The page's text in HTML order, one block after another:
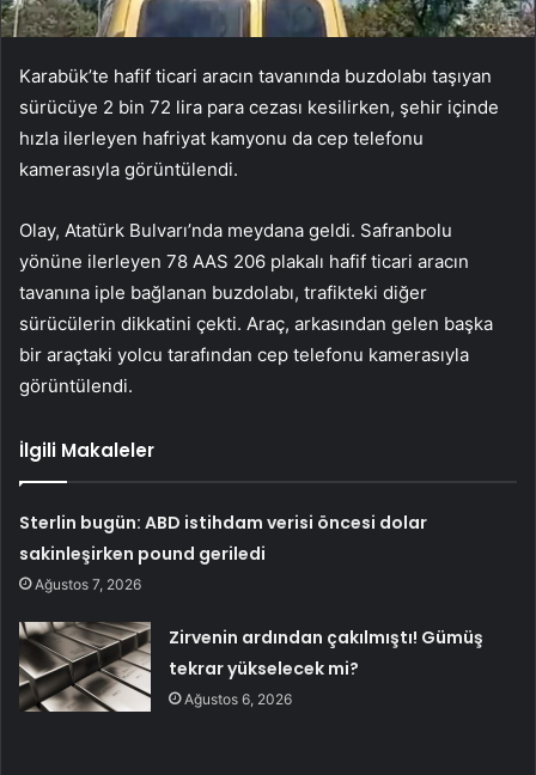
Karabük’te hafif ticari aracın tavanında buzdolabı taşıyan
sürücüye 2 bin 72 lira para cezası kesilirken, şehir içinde
hızla ilerleyen hafriyat kamyonu da cep telefonu
kamerasıyla görüntülendi.
Olay, Atatürk Bulvarı’nda meydana geldi. Safranbolu
yönüne ilerleyen 78 AAS 206 plakalı hafif ticari aracın
tavanına iple bağlanan buzdolabı, trafikteki diğer
sürücülerin dikkatini çekti. Araç, arkasından gelen başka
bir araçtaki yolcu tarafından cep telefonu kamerasıyla
görüntülendi.
İlgili Makaleler
Sterlin bugün: ABD istihdam verisi öncesi dolar
sakinleşirken pound geriledi
Ağustos 7, 2026
Zirvenin ardından çakılmıştı! Gümüş
tekrar yükselecek mi?
Ağustos 6, 2026